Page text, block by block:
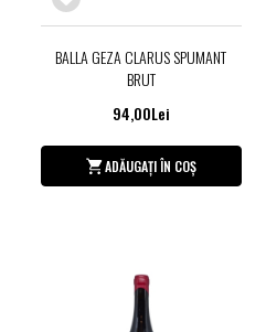
BALLA GEZA CLARUS SPUMANT
BRUT
94,00Lei
ADĂUGAȚI ÎN COȘ